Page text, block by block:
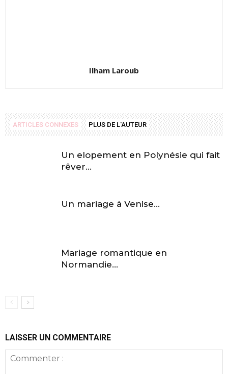
Ilham Laroub
ARTICLES CONNEXES PLUS DE L'AUTEUR
Un elopement en Polynésie qui fait
rêver…
Un mariage à Venise…
Mariage romantique en
Normandie…
LAISSER UN COMMENTAIRE